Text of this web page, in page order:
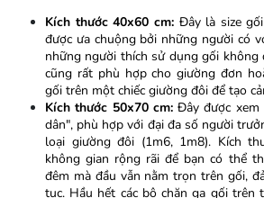
Kích thước 40x60 cm:Đây là size
được ưa chuộng bởi những người có
những người thích sử dụng gối không
cũng rất phù hợp cho giường đơn
gối trên một chiếc giường đôi để tạo
Kích thước 50x70 cm:Đây được xem
dân", phù hợp với đại đa số người
loại giường đôi (1m6, 1m8). Kích
không gian rộng rãi để bạn có thể
đêm mà đầu vẫn nằm trọn trên gối,
tục. Hầu hết các bộ chăn ga gối trên